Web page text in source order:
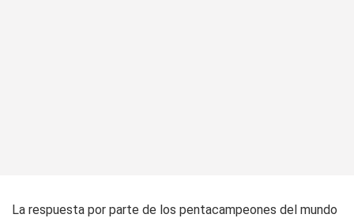
La respuesta por parte de los pentacampeones del mundo